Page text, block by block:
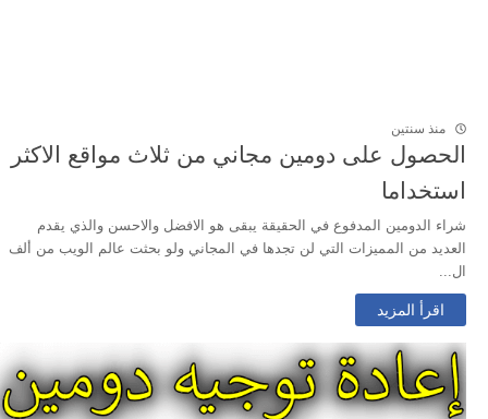
منذ سنتين
الحصول على دومين مجاني من ثلاث مواقع الاكثر
استخداما
شراء الدومين المدفوع في الحقيقة يبقى هو الافضل والاحسن والذي يقدم
العديد من المميزات التي لن تجدها في المجاني ولو بحثت عالم الويب من ألف
ال...
اقرأ المزيد